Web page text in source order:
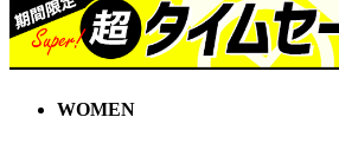
WOMEN